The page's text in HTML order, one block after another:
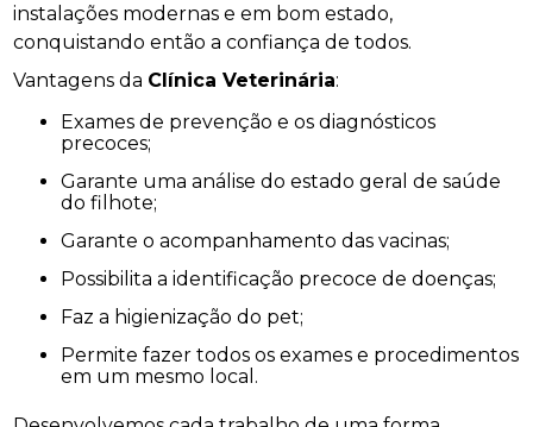
instalações modernas e em bom estado,
conquistando então a confiança de todos.
Vantagens da Clínica Veterinária:
Exames de prevenção e os diagnósticos
precoces;
Garante uma análise do estado geral de saúde
do filhote;
Garante o acompanhamento das vacinas;
Possibilita a identificação precoce de doenças;
Faz a higienização do pet;
Permite fazer todos os exames e procedimentos
em um mesmo local.